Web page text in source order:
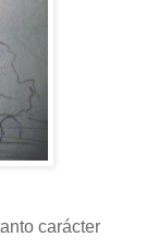
carácter